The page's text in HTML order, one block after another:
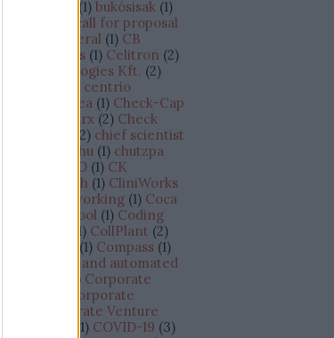
(1) bukósisak (1)
call for proposal
Cape Canaveral (1) CB
(1) Celitron (2)
Technologies Kft. (2)
centrio
Cesarea (1) Check-Cap
Checkmarx (2) Check
2) chief scientist
chu (1) chutzpa
CINADCO (1) CK
Climate Tech (1) CliniWorks
co-working (1) Coca
Codecool (1) Coding
1) CollPlant (2)
(1) Compass (1)
connected and automated
) Corporate
Corporate
Corporate Venture
1) COVID-19 (3)